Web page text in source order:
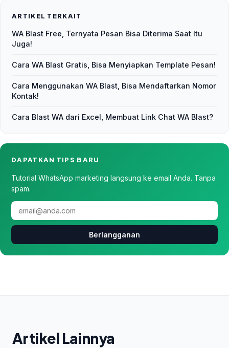
ARTIKEL TERKAIT
WA Blast Free, Ternyata Pesan Bisa Diterima Saat Itu
Juga!
Cara WA Blast Gratis, Bisa Menyiapkan Template Pesan!
Cara Menggunakan WA Blast, Bisa Mendaftarkan Nomor
Kontak!
Cara Blast WA dari Excel, Membuat Link Chat WA Blast?
DAPATKAN TIPS BARU
Tutorial WhatsApp marketing langsung ke email Anda. Tanpa
spam.
Berlangganan
Artikel Lainnya